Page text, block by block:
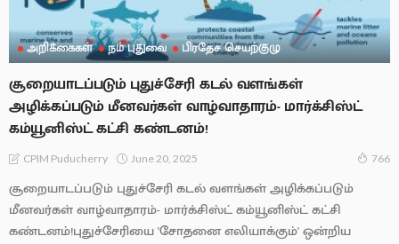
அறிக்கைகள் நம் புதுவை பிரதேச செயற்குழு
சூறையாடப்படும் புதுச்சேரி கடல் வளங்கள்
அழிக்கப்படும் மீனவர்கள் வாழ்வாதாரம்- மார்க்சிஸ்ட்
கம்யூனிஸ்ட் கட்சி கண்டனம்!
CPIM Puducherry June 20, 2025 766
சூறையாடப்படும் புதுச்சேரி கடல் வளங்கள் அழிக்கப்படும்
மீனவர்கள் வாழ்வாதாரம்- மார்க்சிஸ்ட் கம்யூனிஸ்ட் கட்சி
கண்டனம்!புதுச்சேரியை 'சோதனை எலியாக்கும்' ஒன்றிய